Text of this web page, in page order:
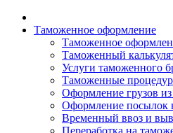
Таможенное оформление
Таможенное
Таможенный
Услуги таможенного
Таможенные
Оформление грузов
Оформление посылок
Временный ввоз и
Переработка на